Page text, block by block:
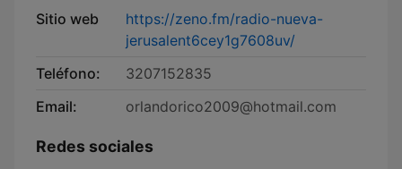
Sitio web
https://zeno.fm/radio-nueva-
jerusalent6cey1g7608uv/
Teléfono:
3207152835
Email:
orlandorico2009@hotmail.com
Redes sociales